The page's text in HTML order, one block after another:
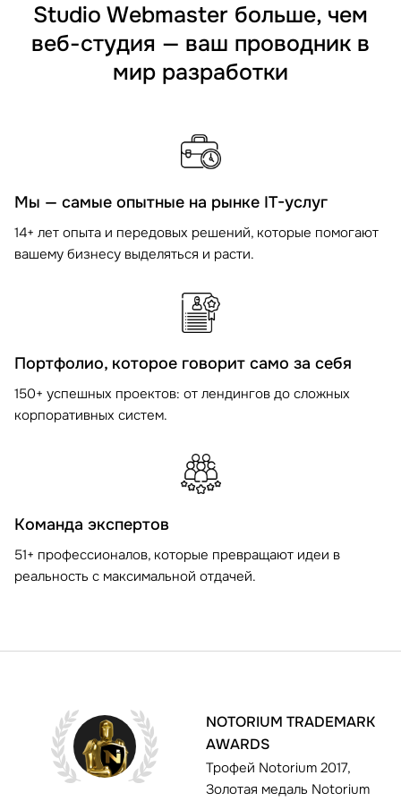
Studio Webmaster больше, чем
веб-студия — ваш проводник в
мир разработки
Мы — самые опытные на рынке IT-услуг
14+ лет опыта и передовых решений, которые помогают
вашему бизнесу выделяться и расти.
Портфолио, которое говорит само за себя
150+ успешных проектов: от лендингов до сложных
корпоративных систем.
Команда экспертов
51+ профессионалов, которые превращают идеи в
реальность с максимальной отдачей.
NOTORIUM TRADEMARK
AWARDS
Трофей Notorium 2017,
Золотая медаль Notorium